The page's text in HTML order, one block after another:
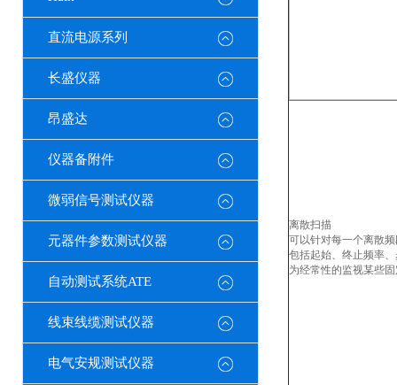
直流电源系列
长盛仪器
昂盛达
仪器备附件
微弱信号测试仪器
元器件参数测试仪器
自动测试系统ATE
线束线缆测试仪器
电气安规测试仪器
离散扫描
可以针对每一个离散
包括起始、终止频率
为经常性的监视某些